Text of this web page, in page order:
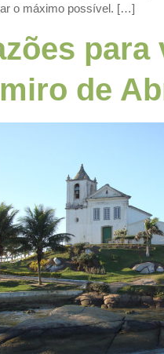
o máximo possível. […]
para
de